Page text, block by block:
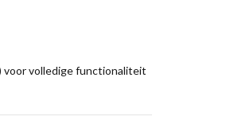
voor volledige functionaliteit